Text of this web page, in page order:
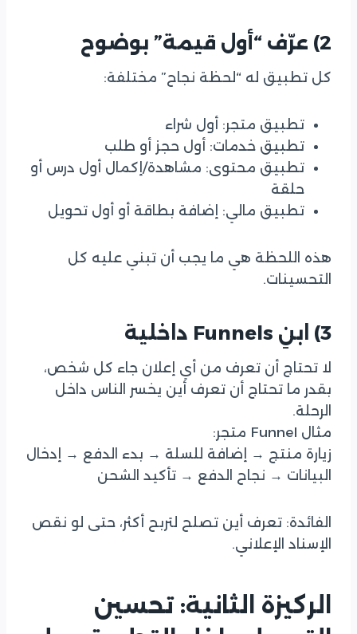
2) عرّف “أول قيمة” بوضوح
كل تطبيق له “لحظة نجاح” مختلفة:
تطبيق متجر: أول شراء
تطبيق خدمات: أول حجز أو طلب
تطبيق محتوى: مشاهدة/إكمال أول درس أو
حلقة
تطبيق مالي: إضافة بطاقة أو أول تحويل
هذه اللحظة هي ما يجب أن تبني عليه كل
التحسينات.
3) ابنِ Funnels داخلية
لا تحتاج أن تعرف من أي إعلان جاء كل شخص،
بقدر ما تحتاج أن تعرف أين يخسر الناس داخل
الرحلة.
مثال Funnel متجر:
زيارة منتج → إضافة للسلة → بدء الدفع → إدخال
البيانات → نجاح الدفع → تأكيد الشحن
الفائدة: تعرف أين تصلح لتربح أكثر، حتى لو نقص
الإسناد الإعلاني.
الركيزة الثانية: تحسين